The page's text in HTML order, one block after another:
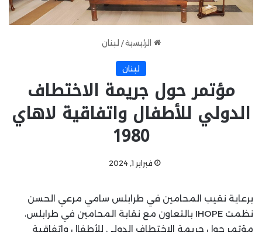
الرئيسية / لبنان
لبنان
مؤتمر حول جريمة الاختطاف
الدولي للأطفال واتفاقية لاهاي
1980
فبراير 1, 2024
برعاية نقيب المحامين في طرابلس سامي مرعي الحسن
نظمت IHOPE بالتعاون مع نقابة المحامين في طرابلس،
مؤتمر حول جريمة الاختطاف الدولي للأطفال واتفاقية